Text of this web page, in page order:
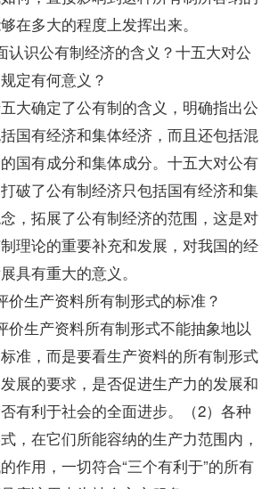
在多大的程度上发挥出来。
识公有制经济的含义？十五大对公
定有何意义？
确定了公有制的含义，明确指出公
国有经济和集体经济，而且还包括混
国有成分和集体成分。十五大对公有
破了公有制经济只包括国有经济和集
，拓展了公有制经济的范围，这是对
理论的重要补充和发展，对我国的经
具有重大的意义。
生产资料所有制形式的标准？
生产资料所有制形式不能抽象地以
准，而是要看生产资料的所有制形式
展的要求，是否促进生产力的发展和
有利于社会的全面进步。（2）各种
，在它们所能容纳的生产力范围内，
作用，一切符合“三个有利于”的所有